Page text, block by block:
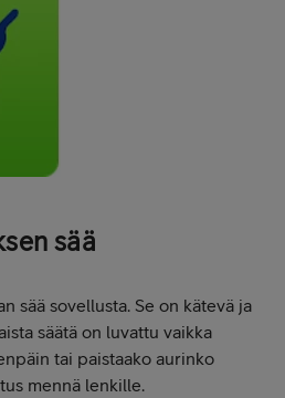
sää
sää sovellusta. Se on kätevä ja
säätä on luvattu vaikka
tai paistaako aurinko
mennä lenkille.